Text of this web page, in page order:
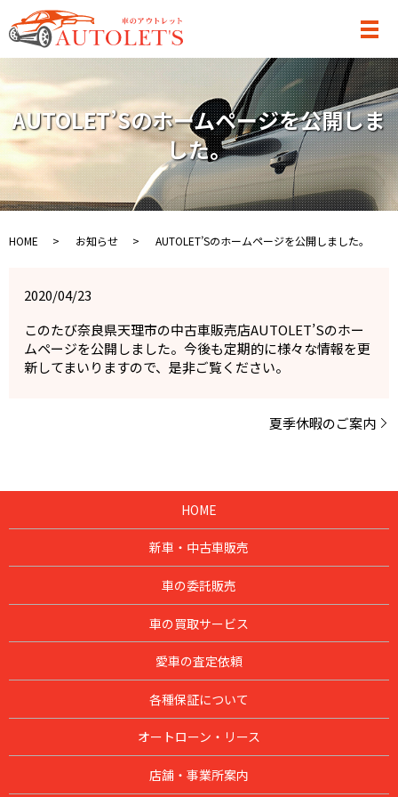
メ
AUTOLET’Sのホームページを公開しま
した。
HOME お知らせ AUTOLET’Sのホームページを公開しました。
2020/04/23
このたび奈良県天理市の中古車販売店AUTOLET’Sのホー
ムページを公開しました。今後も定期的に様々な情報を更
新してまいりますので、是非ご覧ください。
夏季休暇のご案内
HOME
新車・中古車販売
車の委託販売
車の買取サービス
愛車の査定依頼
各種保証について
オートローン・リース
店舗・事業所案内